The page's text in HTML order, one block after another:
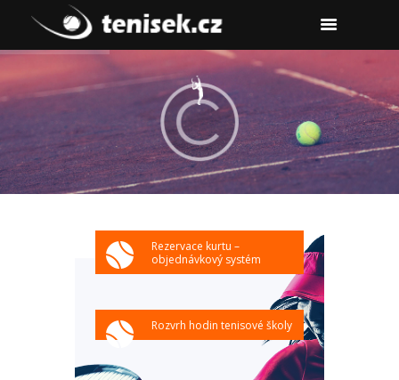
Rezervace kurtu –
objednávkový systém
Rozvrh hodin tenisové školy